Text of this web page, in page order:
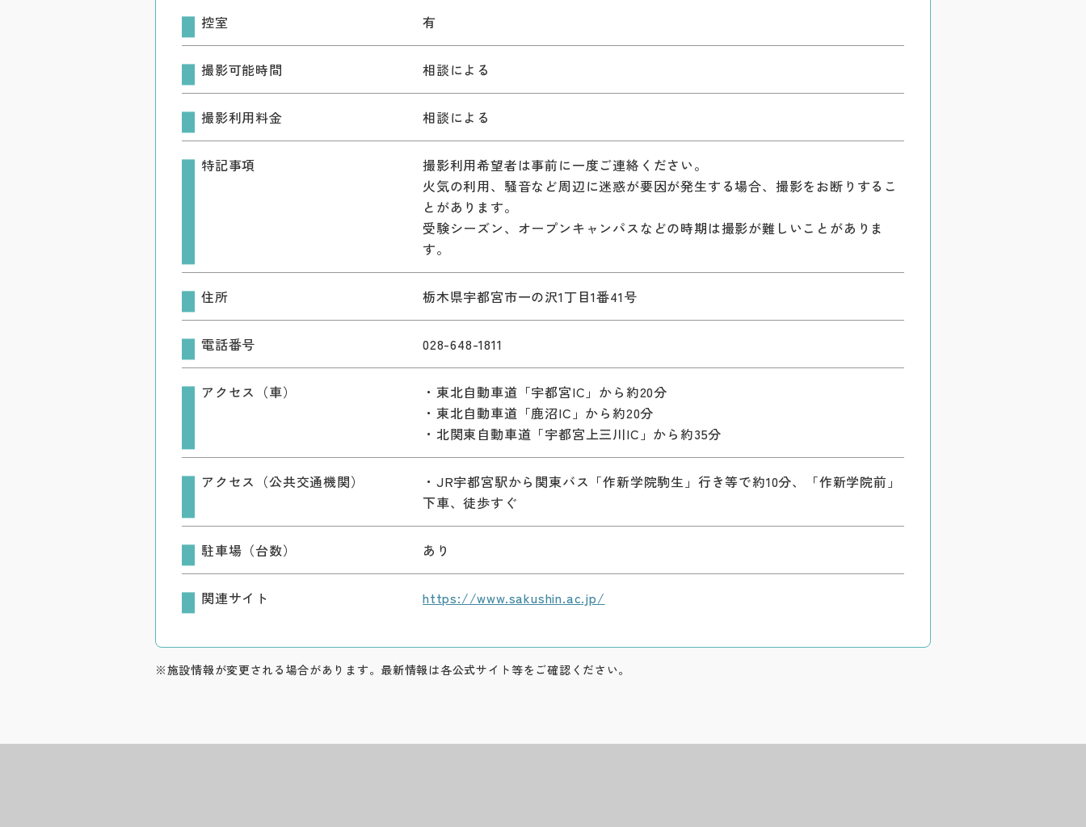
控室 有
撮影可能時間 相談による
撮影利用料金 相談による
特記事項
撮影利用希望者は事前に一度ご連絡ください。
火気の利用、騒音など周辺に迷惑が要因が発生する場合、撮影をお断りするこ
とがあります。
受験シーズン、オープンキャンパスなどの時期は撮影が難しいことがありま
す。
住所 栃木県宇都宮市一の沢1丁目1番41号
電話番号 028-648-1811
アクセス（車）
・東北自動車道「宇都宮IC」から約20分
・東北自動車道「鹿沼IC」から約20分
・北関東自動車道「宇都宮上三川IC」から約35分
アクセス（公共交通機関）
・JR宇都宮駅から関東バス「作新学院駒生」行き等で約10分、「作新学院前」
下車、徒歩すぐ
駐車場（台数） あり
関連サイト https://www.sakushin.ac.jp/
※施設情報が変更される場合があります。最新情報は各公式サイト等をご確認ください。